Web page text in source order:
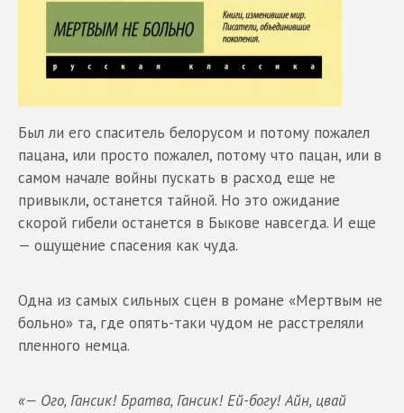
Был ли его спаситель белорусом и потому пожалел
пацана, или просто пожалел, потому что пацан, или в
самом начале войны пускать в расход еще не
привыкли, останется тайной. Но это ожидание
скорой гибели останется в Быкове навсегда. И еще
— ощущение спасения как чуда.
Одна из самых сильных сцен в романе «Мертвым не
больно» та, где опять-таки чудом не расстреляли
пленного немца.
«— Ого, Гансик! Братва, Гансик! Ей-богу! Айн, цвай